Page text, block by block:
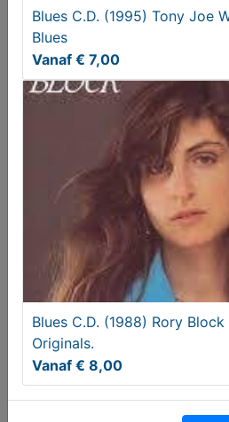
Blues C.D. (1988) Rory Block -
2 C.D.'s : Boudewijn de Groot
Blues C.D. (1995) Tony Joe
Blues
Vanaf € 7,00
Blues C.D. (1988) Rory
Originals.
Vanaf € 8,00